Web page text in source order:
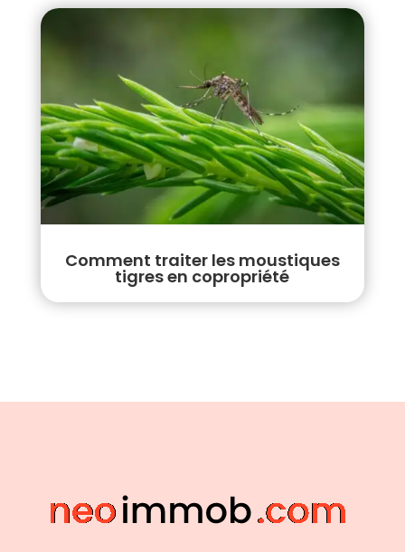
Comment traiter les moustiques
tigres en copropriété